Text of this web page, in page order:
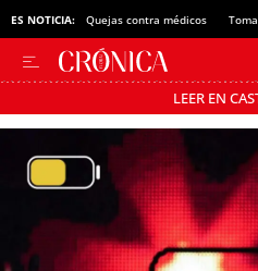
ES NOTICIA: Quejas contra médicos
LEER EN
Pásate al MODO